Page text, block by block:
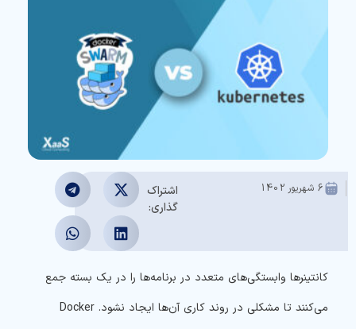
6 شهریور 1402
اشتراک
گذاری:
کانتینرها وابستگی‌های متعدد در برنامه‌ها را در یک بسته جمع
می‌کنند تا مشکلی در روند کاری آن‌ها ایجاد نشود. Docker